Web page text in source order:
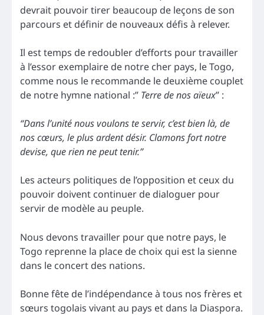
devrait pouvoir tirer beaucoup de leçons de son
parcours et définir de nouveaux défis à relever.
Il est temps de redoubler d’efforts pour travailler
à l’essor exemplaire de notre cher pays, le Togo,
comme nous le recommande le deuxième couplet
de notre hymne national :” Terre de nos aïeux” :
“Dans l’unité nous voulons te servir, c’est bien là, de
nos cœurs, le plus ardent désir. Clamons fort notre
devise, que rien ne peut tenir.”
Les acteurs politiques de l’opposition et ceux du
pouvoir doivent continuer de dialoguer pour
servir de modèle au peuple.
Nous devons travailler pour que notre pays, le
Togo reprenne la place de choix qui est la sienne
dans le concert des nations.
Bonne fête de l’indépendance à tous nos frères et
sœurs togolais vivant au pays et dans la Diaspora.